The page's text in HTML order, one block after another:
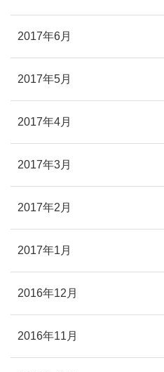
2017年6月
2017年5月
2017年4月
2017年3月
2017年2月
2017年1月
2016年12月
2016年11月